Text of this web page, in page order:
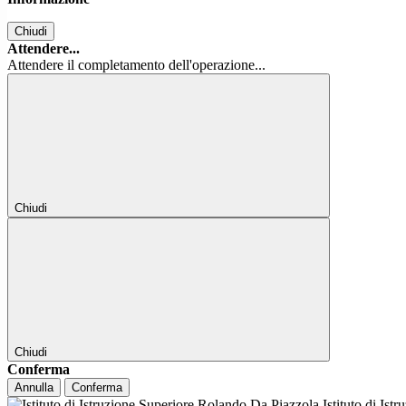
Chiudi
Attendere...
Attendere il completamento dell'operazione...
Chiudi
Chiudi
Conferma
Annulla Conferma